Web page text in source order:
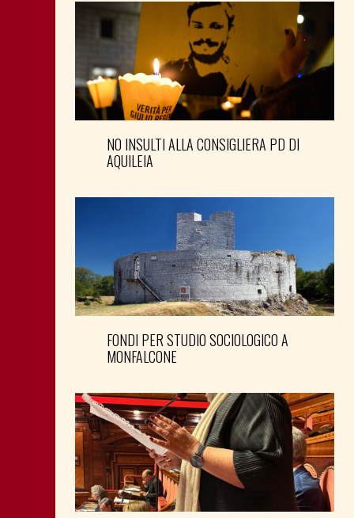
NO INSULTI ALLA CONSIGLIERA PD DI
AQUILEIA
FONDI PER STUDIO SOCIOLOGICO A
MONFALCONE